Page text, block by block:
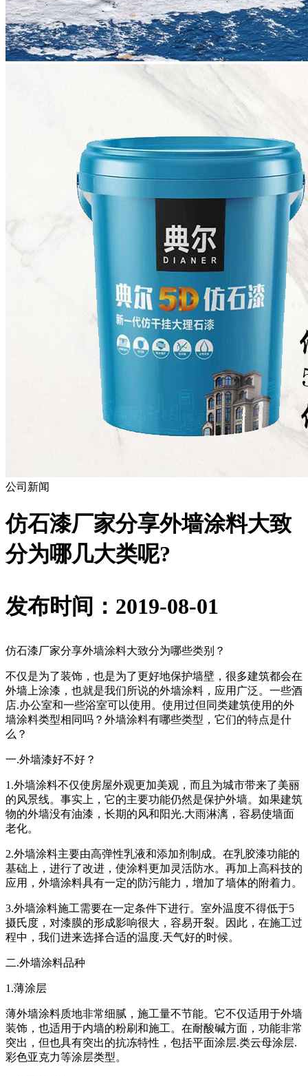
公司新闻
仿石漆厂家分享外墙涂料大致
分为哪几大类呢?
发布时间：2019-08-01
仿石漆厂家分享外墙涂料大致分为哪些类别？
不仅是为了装饰，也是为了更好地保护墙壁，很多建筑都会在
外墙上涂漆，也就是我们所说的外墙涂料，应用广泛。一些酒
店.办公室和一些浴室可以使用。使用过但同类建筑使用的外
墙涂料类型相同吗？外墙涂料有哪些类型，它们的特点是什
么？
一.外墙漆好不好？
1.外墙涂料不仅使房屋外观更加美观，而且为城市带来了美丽
的风景线。事实上，它的主要功能仍然是保护外墙。如果建筑
物的外墙没有油漆，长期的风和阳光.大雨淋漓，容易使墙面
老化。
2.外墙涂料主要由高弹性乳液和添加剂制成。在乳胶漆功能的
基础上，进行了改进，使涂料更加灵活防水。再加上高科技的
应用，外墙涂料具有一定的防污能力，增加了墙体的附着力。
3.外墙涂料施工需要在一定条件下进行。室外温度不得低于5
摄氏度，对漆膜的形成影响很大，容易开裂。因此，在施工过
程中，我们进来选择合适的温度.天气好的时候。
二.外墙涂料品种
1.薄涂层
薄外墙涂料质地非常细腻，施工量不节能。它不仅适用于外墙
装饰，也适用于内墙的粉刷和施工。在耐酸碱方面，功能非常
突出，但也具有突出的抗冻特性，包括平面涂层.类云母涂层.
彩色亚克力等涂层类型。